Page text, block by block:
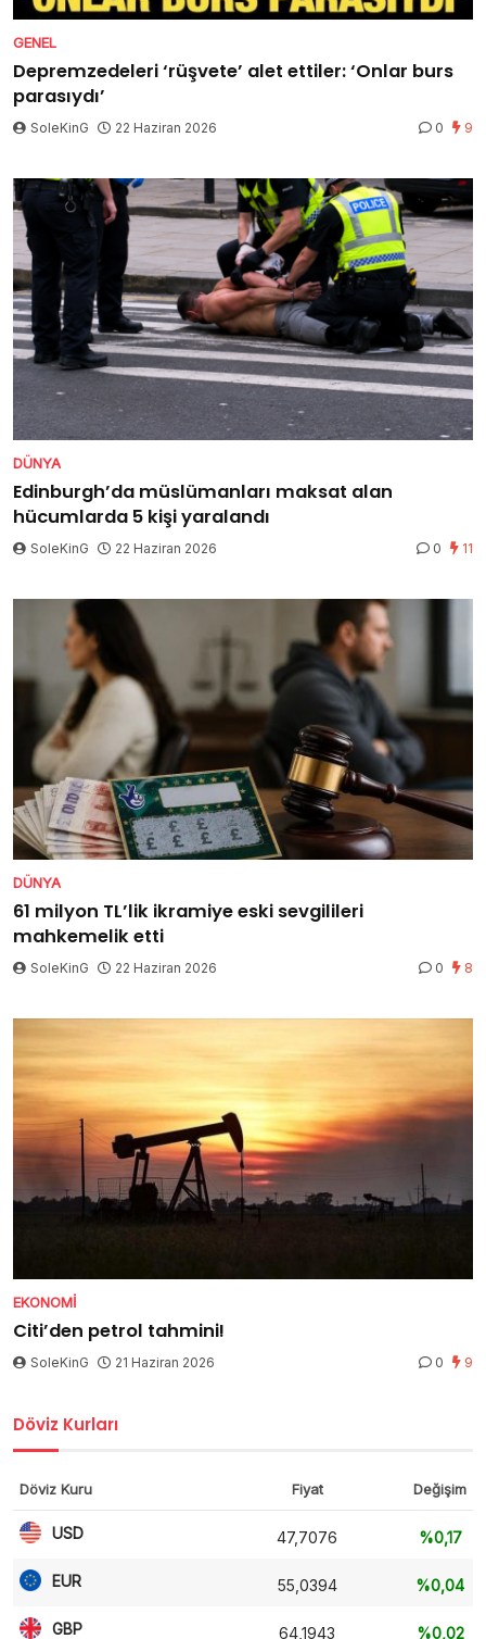
GENEL
Depremzedeleri ‘rüşvete’ alet ettiler: ‘Onlar burs
parasıydı’
SoleKinG 22 Haziran 2026 0 9
DÜNYA
Edinburgh’da müslümanları maksat alan
hücumlarda 5 kişi yaralandı
SoleKinG 22 Haziran 2026 0 11
DÜNYA
61 milyon TL’lik ikramiye eski sevgilileri
mahkemelik etti
SoleKinG 22 Haziran 2026 0 8
EKONOMI
Citi’den petrol tahmini!
SoleKinG 21 Haziran 2026 0 9
Döviz Kurları
Döviz Kuru Fiyat Değişim
USD 47,7076 %0,17
EUR 55,0394 %0,04
GBP 64,1943 %0,02